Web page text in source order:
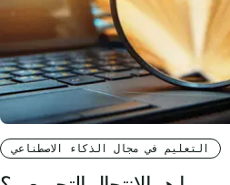
التعليم في مجال الذكاء الاصطناعي